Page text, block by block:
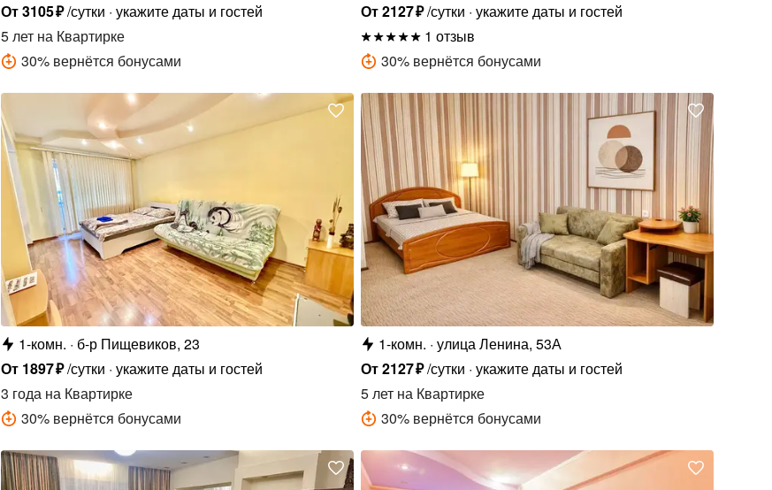
От3105₽/сутки укажите даты и гостей
5 лет на Квартирке
30% вернётся бонусами
От2127₽/сутки укажите даты и гостей
1 отзыв
30% вернётся бонусами
1-комн.
б-р Пищевиков, 23
От 1897₽/сутки укажите даты и гостей
3 года на Квартирке
30% вернётся бонусами
1-комн. улица Ленина, 53А
От2127₽/сутки укажите даты и гостей
5 лет на Квартирке
30% вернётся бонусами